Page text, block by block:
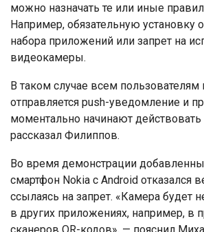
можно назначать те или иные
Например, обязательную установку
набора приложений или запрет на
видеокамеры.
В таком случае всем пользователям
отправляется push-уведомление и
моментально начинают действовать
рассказал Филиппов.
Во время демонстрации
смартфон Nokia с Android отказался
ссылаясь на запрет. «Камера будет
в других приложениях, например, в
сканеров QR-кодов», — пояснил